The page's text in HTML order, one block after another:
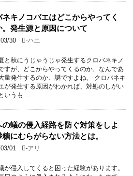
ネキノコバエはどこからやってく
。発生源と原因について
30 -ハエ
と秋にうじゃうじゃ発生するクロバネキノ
すが、どこからやってくるのか、なんであ
量発生するのか、謎ですよね。 クロバネキ
が発生する原因がわかれば、対処のしがい
いうも …
の蟻の侵入経路を防ぐ対策をしよ
糖にむらがらない方法とは。
01 -アリ
が侵入してくると困った経験があります。